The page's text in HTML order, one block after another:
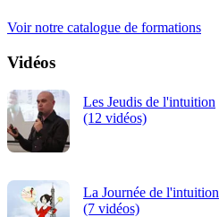
Voir notre catalogue de formations
Vidéos
Les Jeudis de l'intuition
(12 vidéos)
La Journée de l'intuition
(7 vidéos)